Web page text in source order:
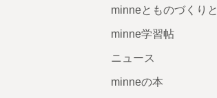
minneとものづくりと
minne学習帖
ニュース
minneの本